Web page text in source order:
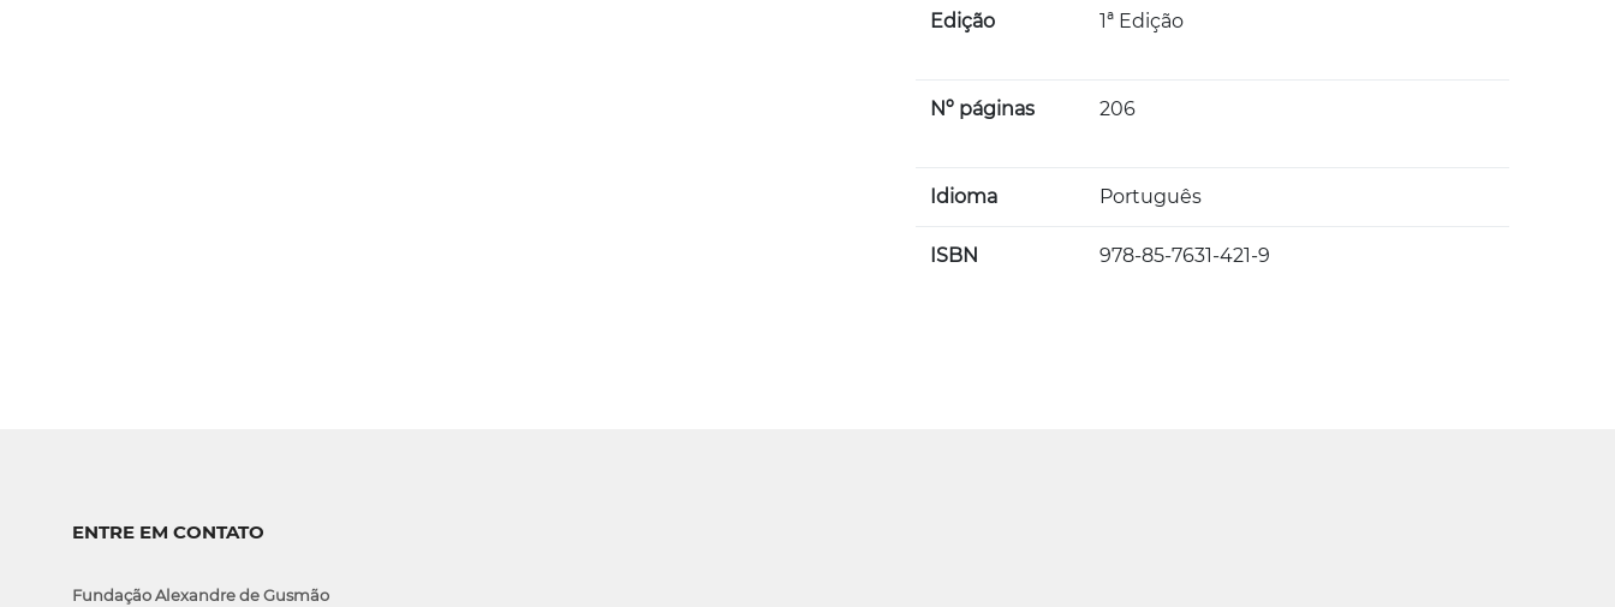
Edição 1ª Edição
Nº páginas 206
Idioma Português
ISBN 978-85-7631-421-9
ENTRE EM CONTATO
Fundação Alexandre de Gusmão